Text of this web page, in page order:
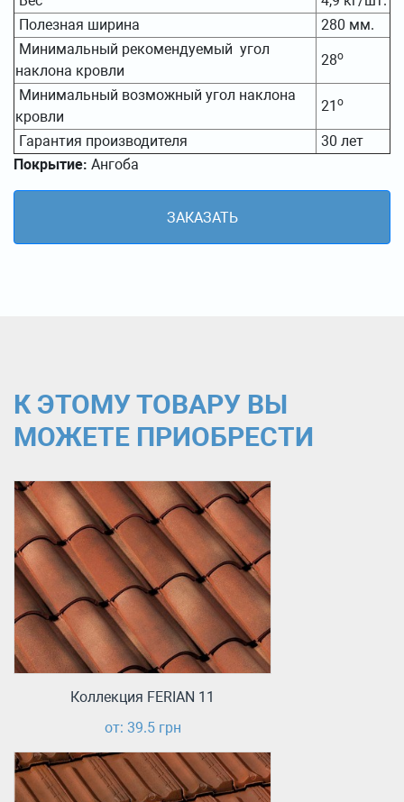
Полезная ширина
280 мм.
Минимальный рекомендуемый угол
наклона кровли
28о
Минимальный возможный угол наклона
кровли
21 о
Гарантия производителя
30 лет
Покрытие: Ангоба
ЗАКАЗАТЬ
К ЭТОМУ ТОВАРУ ВЫ
МОЖЕТЕ ПРИОБРЕСТИ
Коллекция FERIAN 11
от: 39.5 грн